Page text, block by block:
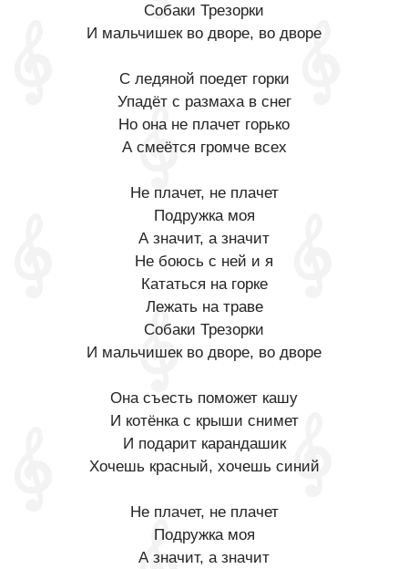
Собаки Трезорки
И мальчишек во дворе, во дворе
С ледяной поедет горки
Упадёт с размаха в снег
Но она не плачет горько
А смеётся громче всех
Не плачет, не плачет
Подружка моя
А значит, а значит
Не боюсь с ней и я
Кататься на горке
Лежать на траве
Собаки Трезорки
И мальчишек во дворе, во дворе
Она съесть поможет кашу
И котёнка с крыши снимет
И подарит карандашик
Хочешь красный, хочешь синий
Не плачет, не плачет
Подружка моя
А значит, а значит